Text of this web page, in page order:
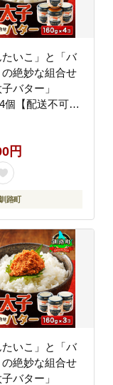
たいこ」と「バ
の絶妙な組合せ
子バター」
個【配送不可地
円
路町
たいこ」と「バ
の絶妙な組合せ
子バター」